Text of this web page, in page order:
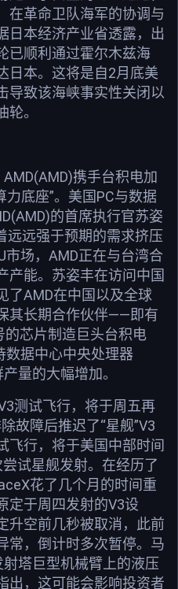
在革命卫队海军的协调与
日本经济产业省透露，出
已顺利通过霍尔木兹海
日本。这将是自2月底美
导致该海峡事实性关闭以
。
携手台积电加
力底座”。美国PC与数据
的首席执行官苏姿
远远强于预期的需求挤压
市场，AMD正在与台湾合
产能。苏姿丰在访问中国
了AMD在中国以及全球
其长期合作伙伴——即有
的芯片制造巨头台积电
数据中心中央处理器
量的大幅增加。
测试飞行，将于周五再
故障后推迟了“星舰”V3
飞行，将于美国中部时间
试星舰发射。在经历了
花了几个月的时间重
定于周四发射的V3设
升空前几秒被取消，此前
常，倒计时多次暂停。马
塔巨型机械臂上的液压
出，这可能会影响投资者